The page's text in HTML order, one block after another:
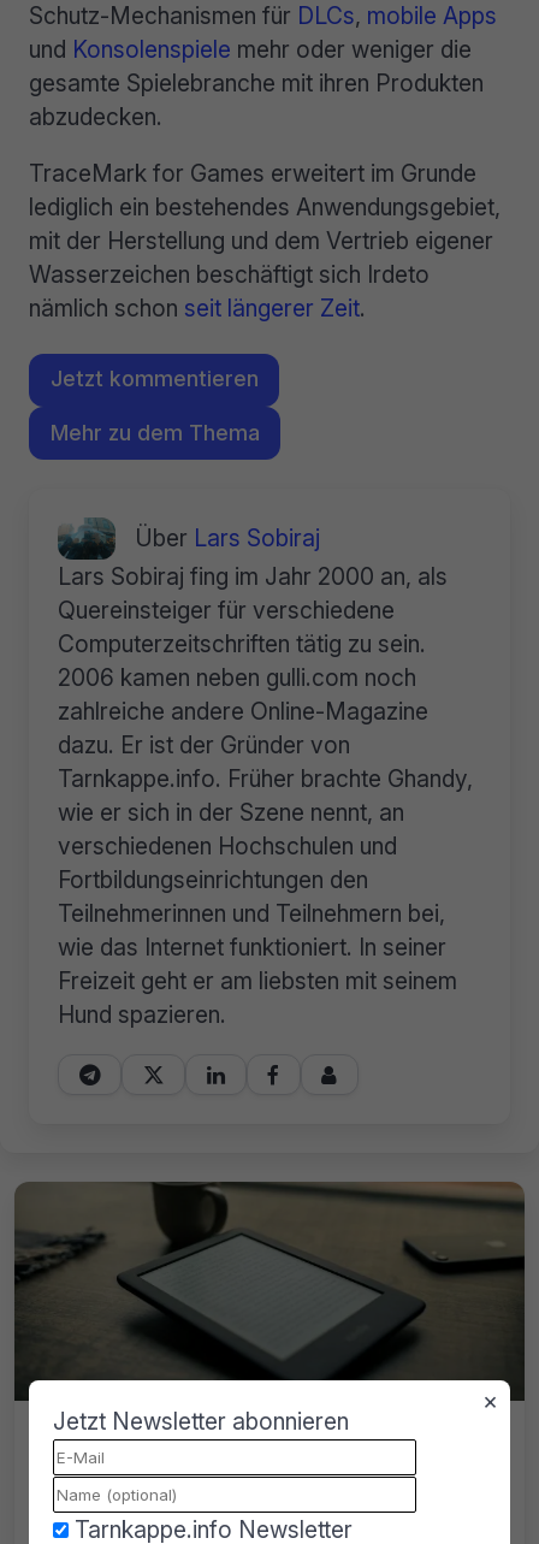
Schutz-Mechanismen für DLCs, mobile Apps
und Konsolenspiele mehr oder weniger die
gesamte Spielebranche mit ihren Produkten
abzudecken.
TraceMark for Games erweitert im Grunde
lediglich ein bestehendes Anwendungsgebiet,
mit der Herstellung und dem Vertrieb eigener
Wasserzeichen beschäftigt sich Irdeto
nämlich schon seit längerer Zeit.
Jetzt kommentieren
Mehr zu dem Thema
Über Lars Sobiraj
Lars Sobiraj fing im Jahr 2000 an, als
Quereinsteiger für verschiedene
Computerzeitschriften tätig zu sein.
2006 kamen neben gulli.com noch
zahlreiche andere Online-Magazine
dazu. Er ist der Gründer von
Tarnkappe.info. Früher brachte Ghandy,
wie er sich in der Szene nennt, an
verschiedenen Hochschulen und
Fortbildungseinrichtungen den
Teilnehmerinnen und Teilnehmern bei,
wie das Internet funktioniert. In seiner
Freizeit geht er am liebsten mit seinem
Hund spazieren.
    
Amazon sperrt Kindle-Lizenzen auf
alten Geräten – Kunden bleiben auf
ihren E-Books sitzen
×
Jetzt Newsletter abonnieren
Tarnkappe.info Newsletter